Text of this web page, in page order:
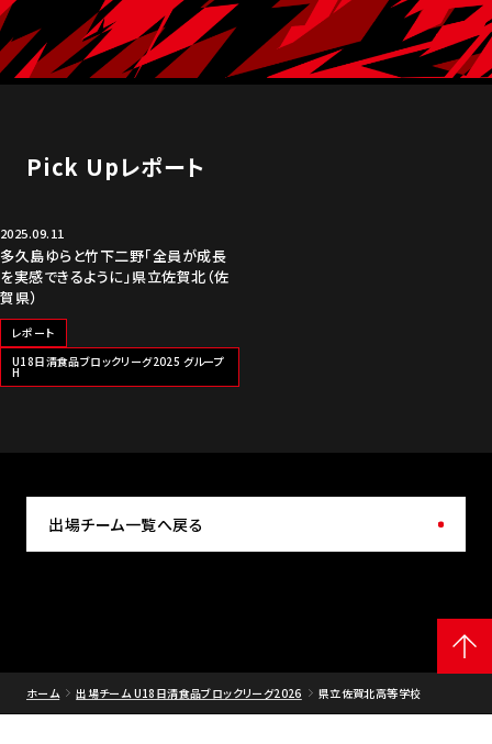
Pick Upレポート
2025.09.11
多久島ゆらと竹下二野「全員が成長
を実感できるように」県立佐賀北（佐
賀県）
レポート
U18日清食品ブロックリーグ2025 グループ
H
出場チーム一覧へ戻る
ホーム 出場チーム U18日清食品ブロックリーグ2026 県立佐賀北高等学校